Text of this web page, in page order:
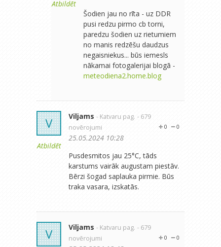
Atbildēt
Šodien jau no rīta - uz DDR
pusi redzu pirmo cb torni,
paredzu šodien uz rietumiem
no manis redzēšu daudzus
negaisniekus... būs iemesls
nākamai fotogalerijai blogā -
meteodiena2.home.blog
V
Atbildēt
Viljams - Katvaru pag. - 679
novērojumi
0
0
25.05.2024 10:28
Pusdesmitos jau 25°C, tāds
karstums vairāk augustam piestāv.
Bērzi šogad saplauka pirmie. Būs
traka vasara, izskatās.
V Viljams - Katvaru pag. - 679
novērojumi
0
0